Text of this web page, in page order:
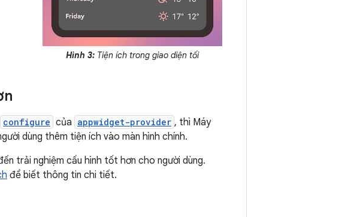
Hình 3: Tiện ích trong giao diện tối
configure của appwidget-provider , thì Máy
dùng thêm tiện ích vào màn hình chính.
trải nghiệm cấu hình tốt hơn cho người dùng.
để biết thông tin chi tiết.